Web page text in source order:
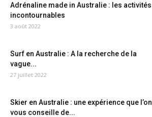
Adrénaline made in Australie : les activités
incontournables
3 août 2022
Surf en Australie : A la recherche de la
vague...
27 juillet 2022
Skier en Australie : une expérience que l’on
vous conseille de...